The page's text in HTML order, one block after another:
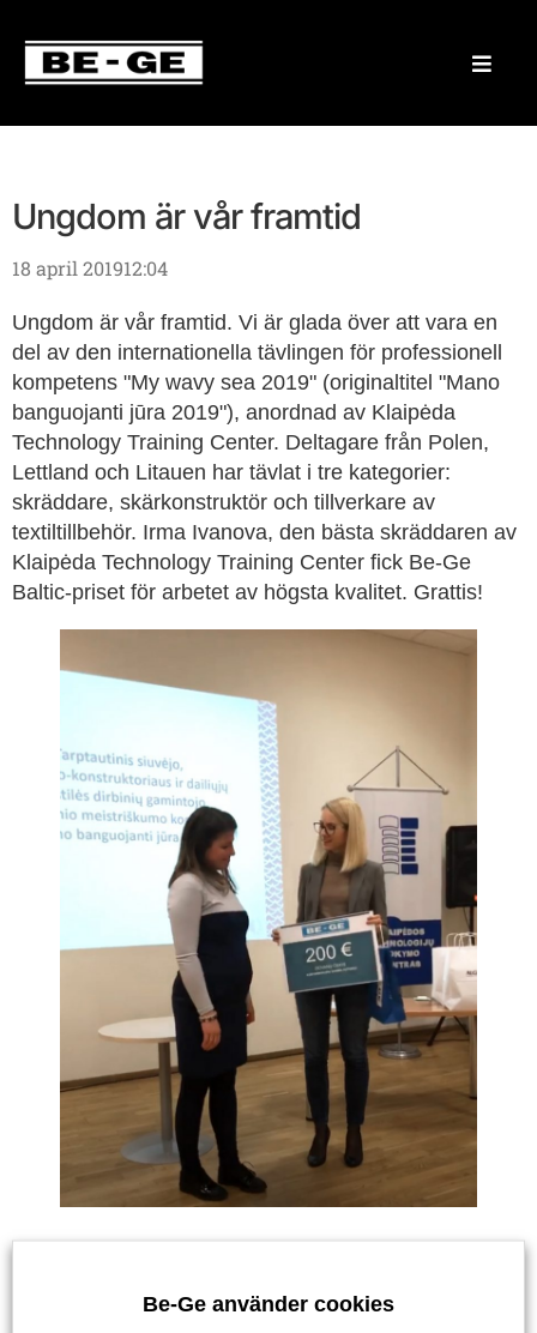
Ungdom är vår framtid
18 april 201912:04
Ungdom är vår framtid. Vi är glada över att vara en
del av den internationella tävlingen för professionell
kompetens "My wavy sea 2019" (originaltitel "Mano
banguojanti jūra 2019"), anordnad av Klaipėda
Technology Training Center. Deltagare från Polen,
Lettland och Litauen har tävlat i tre kategorier:
skräddare, skärkonstruktör och tillverkare av
textiltillbehör. Irma Ivanova, den bästa skräddaren av
Klaipėda Technology Training Center fick Be-Ge
Baltic-priset för arbetet av högsta kvalitet. Grattis!
Be-Ge använder cookies